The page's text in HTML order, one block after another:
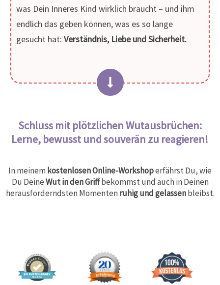
was Dein Inneres Kind wirklich braucht – und ihm
endlich das geben können, was es so lange
gesucht hat: Verständnis, Liebe und Sicherheit.
Schluss mit plötzlichen Wutausbrüchen:
Lerne, bewusst und souverän zu reagieren!
In meinemkostenlosen Online-Workshoperfährst Du, wie
Du DeineWut in den Griffbekommst und auch in Deinen
herausforderndsten Momentenruhig und gelassenbleibst.